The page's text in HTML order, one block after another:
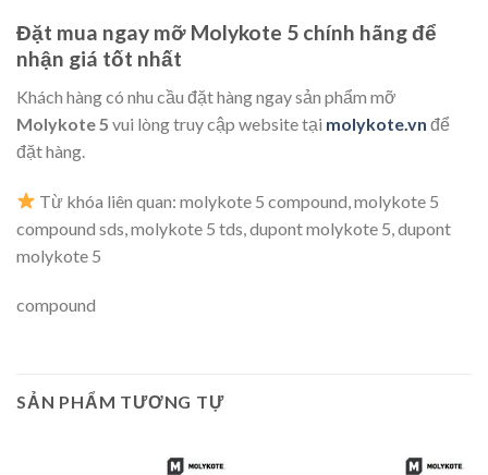
Đặt mua ngay mỡ Molykote 5 chính hãng để
nhận giá tốt nhất
Khách hàng có nhu cầu đặt hàng ngay sản phẩm mỡ
Molykote 5 vui lòng truy cập website tại molykote.vn để
đặt hàng.
Từ khóa liên quan:molykote 5 compound, molykote 5
compound sds, molykote 5 tds, dupont molykote 5, dupont
molykote 5
compound
SẢN PHẨM TƯƠNG TỰ